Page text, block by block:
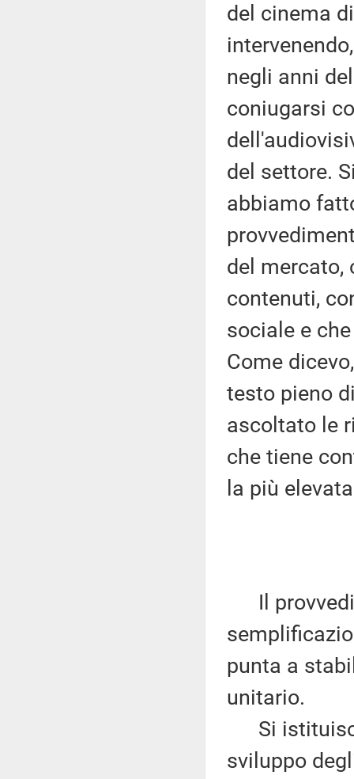
del cinema
negli anni
coniugarsi
del settore.
abbiamo
del mercato,
contenuti,
sociale e
Come
testo pieno
ascoltato le
che tiene
la più
Il
punta a
unitario.
Si
sviluppo